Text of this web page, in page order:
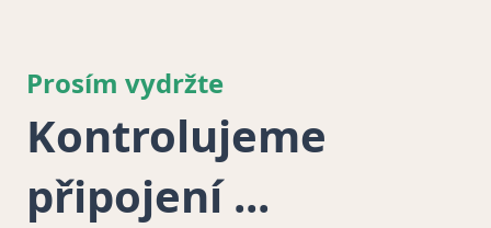
Prosím vydržte
Kontrolujeme
připojení